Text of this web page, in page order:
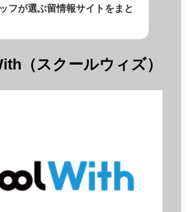
フが選ぶ留情報サイトをまと
（スクールウィズ）